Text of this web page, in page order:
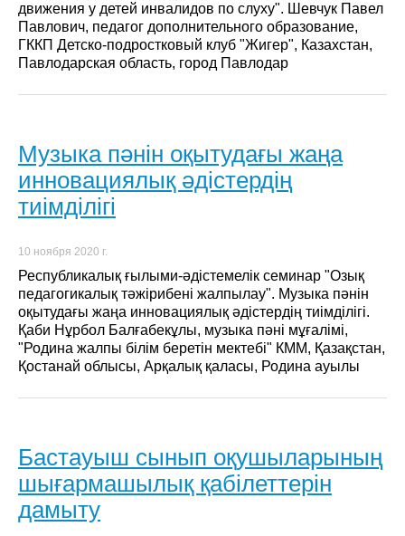
движения у детей инвалидов по слуху". Шевчук Павел
Павлович, педагог дополнительного образование,
ГККП Детско-подростковый клуб "Жигер", Казахстан,
Павлодарская область, город Павлодар
Музыка пәнін оқытудағы жаңа
инновациялық әдістердің
тиімділігі
10 ноября 2020 г.
Республикалық ғылыми-әдістемелік семинар "Озық
педагогикалық тәжірибені жалпылау". Музыка пәнін
оқытудағы жаңа инновациялық әдістердің тиімділігі.
Қаби Нұрбол Балғабекұлы, музыка пәні мұғалімі,
"Родина жалпы білім беретін мектебі" КММ, Қазақстан,
Қостанай облысы, Арқалық қаласы, Родина ауылы
Бастауыш сынып оқушыларының
шығармашылық қабілеттерін
дамыту